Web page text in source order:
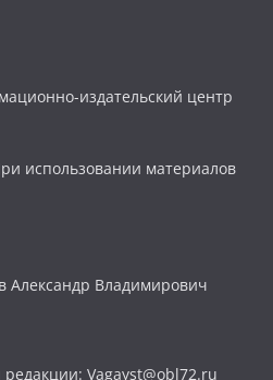
издательский центр
использовании материалов
Александр Владимирович
Vagayst@obl72.ru